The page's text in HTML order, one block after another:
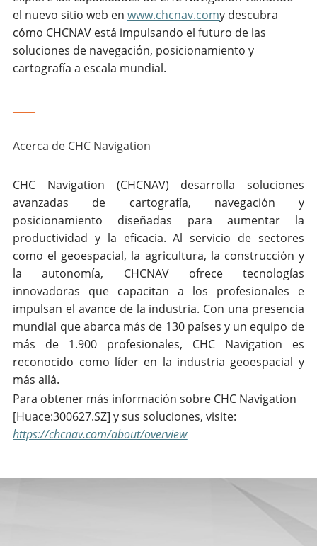
el nuevo sitio web enwww.chcnav.comy descubra
cómo CHCNAV está impulsando el futuro de las
soluciones de navegación, posicionamiento y
cartografía a escala mundial.
Acerca de CHC Navigation
CHC Navigation (CHCNAV) desarrolla soluciones
avanzadas de cartografía, navegación y
posicionamiento diseñadas para aumentar la
productividad y la eficacia. Al servicio de sectores
como el geoespacial, la agricultura, la construcción y
la autonomía, CHCNAV ofrece tecnologías
innovadoras que capacitan a los profesionales e
impulsan el avance de la industria. Con una presencia
mundial que abarca más de 130 países y un equipo de
más de 1.900 profesionales, CHC Navigation es
reconocido como líder en la industria geoespacial y
más allá.
Para obtener más información sobre CHC Navigation
[Huace:300627.SZ] y sus soluciones, visite:
https://chcnav.com/about/overview